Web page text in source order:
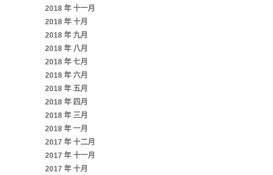
2018 年 十一月
2018 年 十月
2018 年 九月
2018 年 八月
2018 年 七月
2018 年 六月
2018 年 五月
2018 年 四月
2018 年 三月
2018 年 一月
2017 年 十二月
2017 年 十一月
2017 年 十月